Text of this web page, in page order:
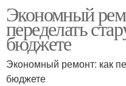
Экономный
переделать
бюджете
Экономный ремонт: как
бюджете